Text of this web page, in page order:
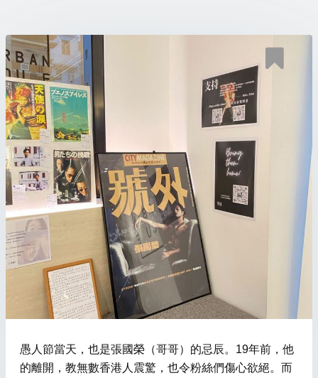
愚人節當天，也是張國榮（哥哥）的忌辰。19年前，他
的離開，教無數香港人震驚，也令粉絲們傷心欲絕。而